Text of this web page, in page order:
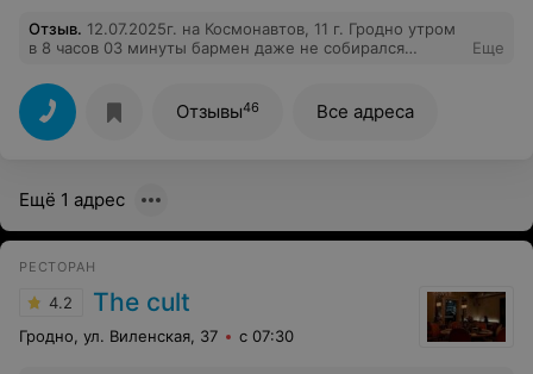
Отзыв. 12.07.2025г. на Космонавтов, 11 г. Гродно утром
в 8 часов 03 минуты бармен даже не собирался
занимался своими делами, опаздывали на работу,
хотели быстро купить кофе, но увы, никто не
заинтересован в клиентах
Еще
Отзывы46 Все адреса
Ещё 1 адрес
РЕСТОРАН
4.2 The cult
Гродно, ул. Виленская, 37 с 07:30